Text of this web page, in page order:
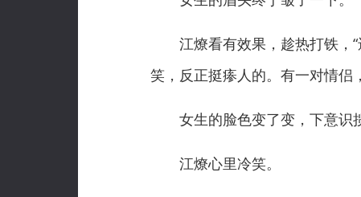
江燎看有效果，趁热打铁，“
笑，反正挺瘆人的。有一对情侣
女生的脸色变了变，下意识揽
江燎心里冷笑。